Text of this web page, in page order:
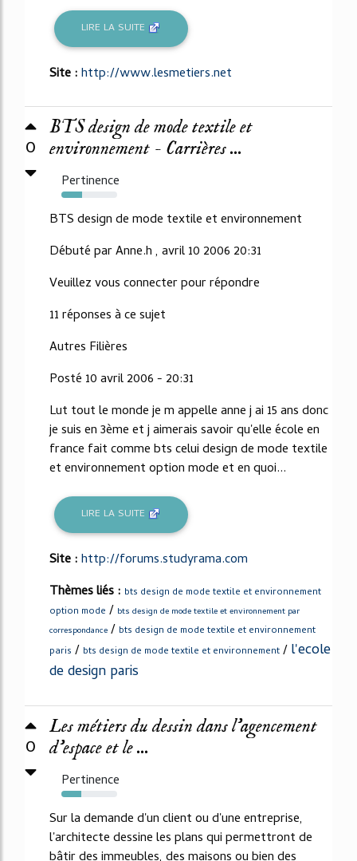
LIRE LA SUITE
Site :http://www.lesmetiers.net
0
BTS design de mode textile et
environnement - Carrières ...
Pertinence
37%
BTS design de mode textile et environnement
Débuté par Anne.h , avril 10 2006 20:31
Veuillez vous connecter pour répondre
11 réponses à ce sujet
Autres Filières
Posté 10 avril 2006 - 20:31
Lut tout le monde je m appelle anne j ai 15 ans donc
je suis en 3ème et j aimerais savoir qu'elle école en
france fait comme bts celui design de mode textile
et environnement option mode et en quoi...
LIRE LA SUITE
Site :http://forums.studyrama.com
Thèmes liés : bts design de mode textile et environnement
option mode / bts design de mode textile et environnement par
correspondance / bts design de mode textile et environnement
paris / bts design de mode textile et environnement /l'ecole
de design paris
0
Les métiers du dessin dans l'agencement
d'espace et le ...
Pertinence
36%
Sur la demande d'un client ou d'une entreprise,
l'architecte dessine les plans qui permettront de